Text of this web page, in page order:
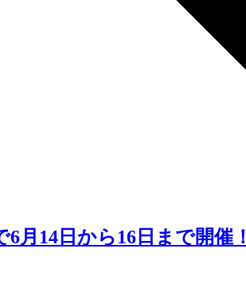
月14日から16日まで開催！